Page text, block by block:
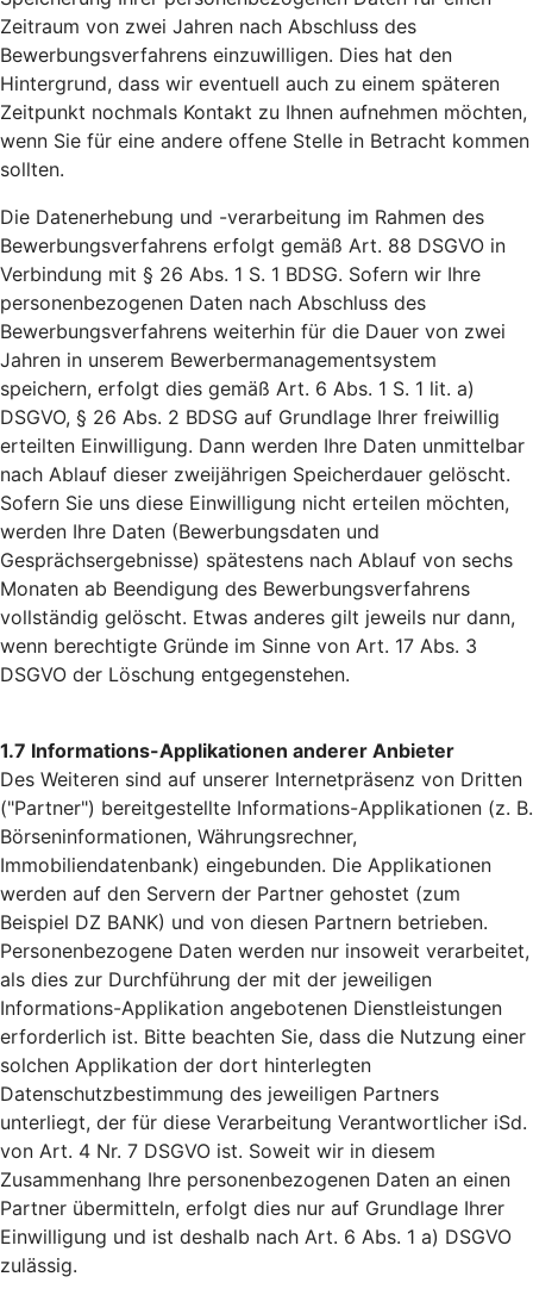
Zeitraum von zwei Jahren nach Abschluss des
Bewerbungsverfahrens einzuwilligen. Dies hat den
Hintergrund, dass wir eventuell auch zu einem späteren
Zeitpunkt nochmals Kontakt zu Ihnen aufnehmen möchten,
wenn Sie für eine andere offene Stelle in Betracht kommen
sollten.
Die Datenerhebung und -verarbeitung im Rahmen des
Bewerbungsverfahrens erfolgt gemäß Art. 88 DSGVO in
Verbindung mit § 26 Abs. 1 S. 1 BDSG. Sofern wir Ihre
personenbezogenen Daten nach Abschluss des
Bewerbungsverfahrens weiterhin für die Dauer von zwei
Jahren in unserem Bewerbermanagementsystem
speichern, erfolgt dies gemäß Art. 6 Abs. 1 S. 1 lit. a)
DSGVO, § 26 Abs. 2 BDSG auf Grundlage Ihrer freiwillig
erteilten Einwilligung. Dann werden Ihre Daten unmittelbar
nach Ablauf dieser zweijährigen Speicherdauer gelöscht.
Sofern Sie uns diese Einwilligung nicht erteilen möchten,
werden Ihre Daten (Bewerbungsdaten und
Gesprächsergebnisse) spätestens nach Ablauf von sechs
Monaten ab Beendigung des Bewerbungsverfahrens
vollständig gelöscht. Etwas anderes gilt jeweils nur dann,
wenn berechtigte Gründe im Sinne von Art. 17 Abs. 3
DSGVO der Löschung entgegenstehen.
1.7 Informations-Applikationen anderer Anbieter
Des Weiteren sind auf unserer Internetpräsenz von Dritten
("Partner") bereitgestellte Informations-Applikationen (z. B.
Börseninformationen, Währungsrechner,
Immobiliendatenbank) eingebunden. Die Applikationen
werden auf den Servern der Partner gehostet (zum
Beispiel DZ BANK) und von diesen Partnern betrieben.
Personenbezogene Daten werden nur insoweit verarbeitet,
als dies zur Durchführung der mit der jeweiligen
Informations-Applikation angebotenen Dienstleistungen
erforderlich ist. Bitte beachten Sie, dass die Nutzung einer
solchen Applikation der dort hinterlegten
Datenschutzbestimmung des jeweiligen Partners
unterliegt, der für diese Verarbeitung Verantwortlicher iSd.
von Art. 4 Nr. 7 DSGVO ist. Soweit wir in diesem
Zusammenhang Ihre personenbezogenen Daten an einen
Partner übermitteln, erfolgt dies nur auf Grundlage Ihrer
Einwilligung und ist deshalb nach Art. 6 Abs. 1 a) DSGVO
zulässig.